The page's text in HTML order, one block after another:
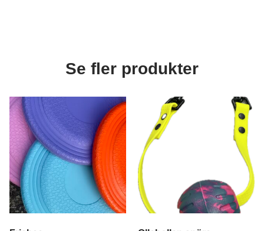
Se fler produkter